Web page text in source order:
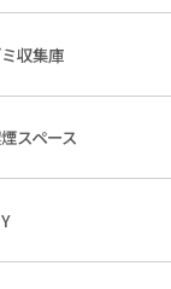
収集庫
スペース